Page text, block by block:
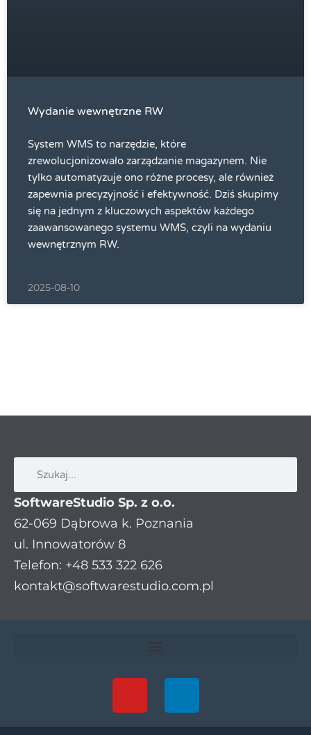
Wydanie wewnętrzne RW
System WMS to narzędzie, które
zrewolucjonizowało zarządzanie magazynem. Nie
tylko automatyzuje ono różne procesy, ale również
zapewnia precyzyjność i efektywność. Dziś skupimy
się na jednym z kluczowych aspektów każdego
zaawansowanego systemu WMS, czyli na wydaniu
wewnętrznym RW.
2025-08-10
SoftwareStudio Sp. z o.o.
62-069 Dąbrowa k. Poznania
ul. Innowatorów 8
Telefon: +48 533 322 626
kontakt@softwarestudio.com.pl